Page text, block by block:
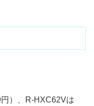
）、R-HXC62Vは